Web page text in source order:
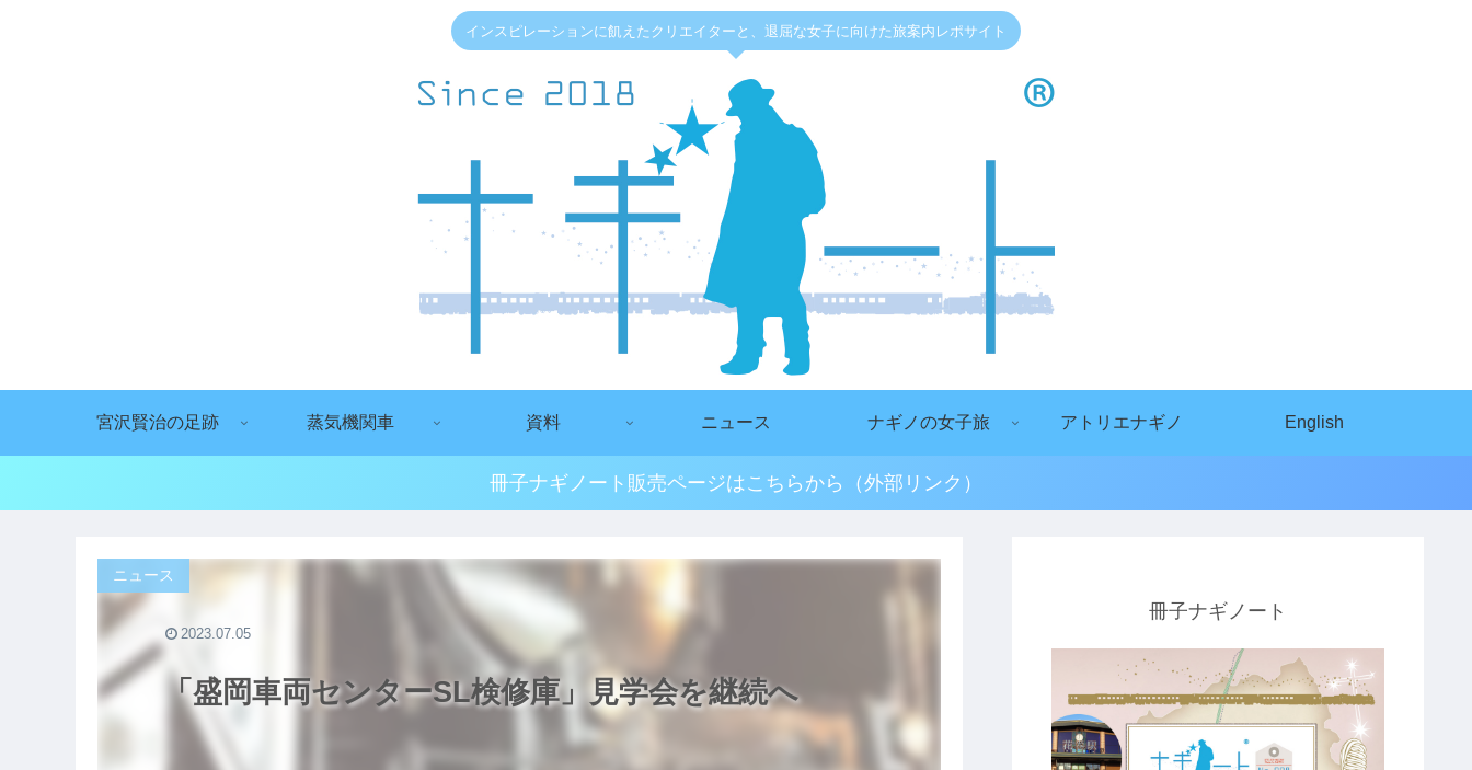
インスピレーションに飢えたクリエイターと、退屈な女子に向けた旅案内レポサイト
宮沢賢治の足跡 蒸気機関車 資料 ニュース ナギノの女子旅 アトリエナギノ English
冊子ナギノート販売ページはこちらから（外部リンク）
「盛岡車両センターSL検修庫」見学会を継続へ
ニュース
2023.07.05
冊子ナギノート